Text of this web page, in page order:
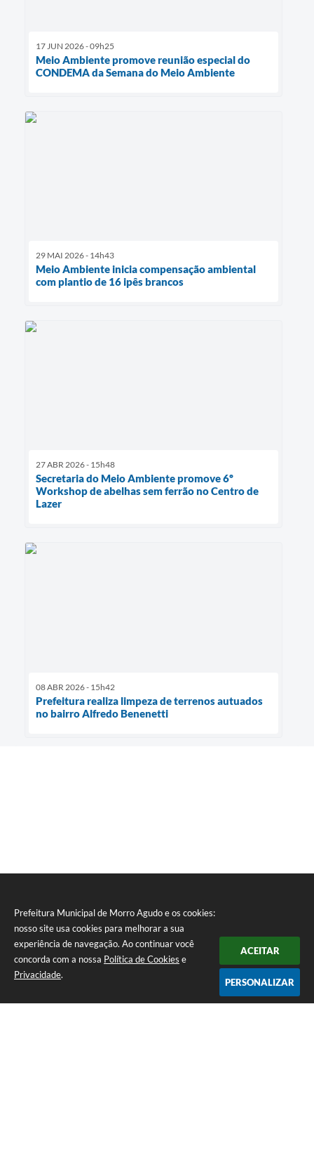
Prefeitura Municipal de Morro Agudo e os cookies:
nosso site usa cookies para melhorar a sua
experiência de navegação. Ao continuar você
concorda com a nossa Política de Cookies e
Privacidade.
ACEITAR
PERSONALIZAR
17 JUN 2026 - 09h25
Meio Ambiente promove reunião especial do
CONDEMA da Semana do Meio Ambiente
29 MAI 2026 - 14h43
Meio Ambiente inicia compensação ambiental
com plantio de 16 ipês brancos
27 ABR 2026 - 15h48
Secretaria do Meio Ambiente promove 6º
Workshop de abelhas sem ferrão no Centro de
Lazer
08 ABR 2026 - 15h42
Prefeitura realiza limpeza de terrenos autuados
no bairro Alfredo Benenetti